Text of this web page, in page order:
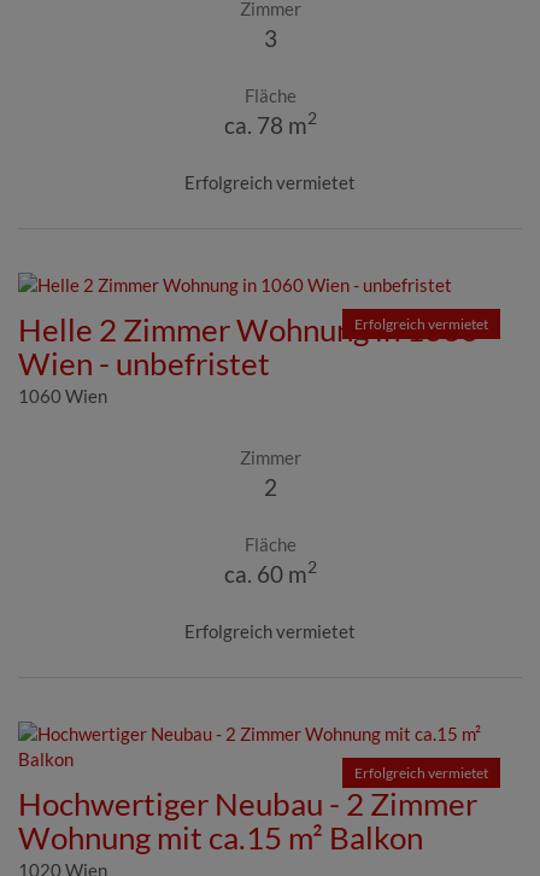
Zimmer
3
Fläche
ca. 78 m2
Erfolgreich vermietet
Erfolgreich vermietet
Helle 2 Zimmer Wohnung in 1060
Wien - unbefristet
1060 Wien
Zimmer
2
Fläche
ca. 60 m2
Erfolgreich vermietet
Erfolgreich vermietet
Hochwertiger Neubau - 2 Zimmer
Wohnung mit ca.15 m² Balkon
1020 Wien